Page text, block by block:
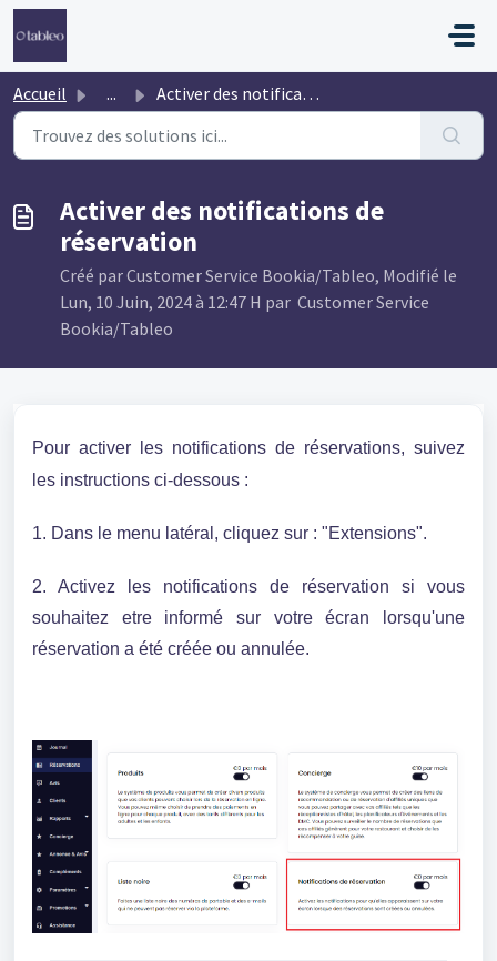
Passer au contenu principal
Accueil ... Activer des notifications de réservation
Activer des notifications de
réservation
Créé par Customer Service Bookia/Tableo, Modifié le
Lun, 10 Juin, 2024 à 12:47 H par Customer Service
Bookia/Tableo
Pour activer les notifications de réservations, suivez
les instructions ci-dessous :
1. Dans le menu latéral, cliquez sur : "Extensions".
2. Activez les notifications de réservation si vous
souhaitez etre informé sur votre écran lorsqu'une
réservation a été créée ou annulée.